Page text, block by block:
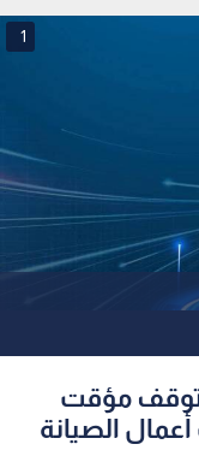
مليون يورو
1
توقف مؤقت
الصيانة